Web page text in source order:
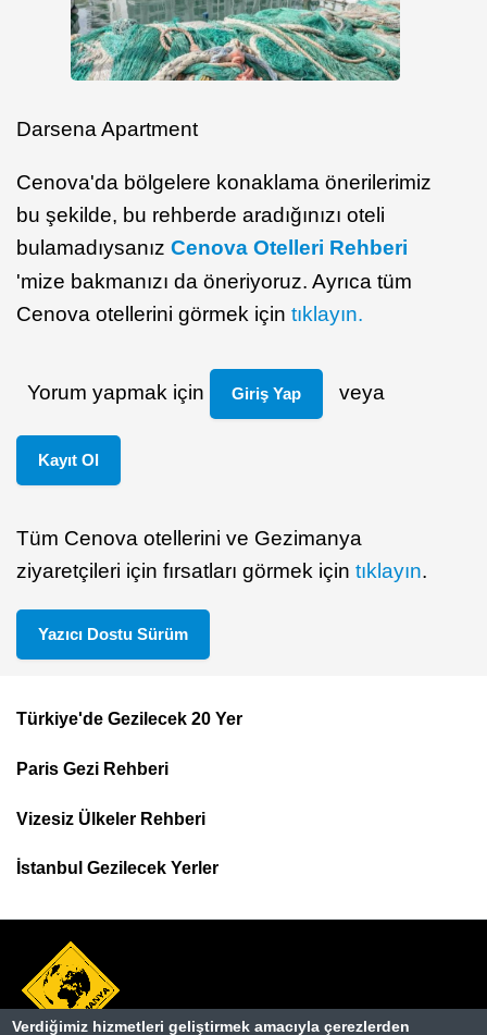
Darsena Apartment
Cenova'da bölgelere konaklama önerilerimiz
bu şekilde, bu rehberde aradığınızı oteli
bulamadıysanız Cenova Otelleri Rehberi
'mize bakmanızı da öneriyoruz. Ayrıca tüm
Cenova otellerini görmek için tıklayın.
Yorum yapmak için Giriş Yap veya
Kayıt Ol
Tüm Cenova otellerini ve Gezimanya
ziyaretçileri için fırsatları görmek için tıklayın.
Yazıcı Dostu Sürüm
Top
Menu
Türkiye'de Gezilecek 20 Yer
Paris Gezi Rehberi
Vizesiz Ülkeler Rehberi
İstanbul Gezilecek Yerler
Verdiğimiz hizmetleri geliştirmek amacıyla çerezlerden